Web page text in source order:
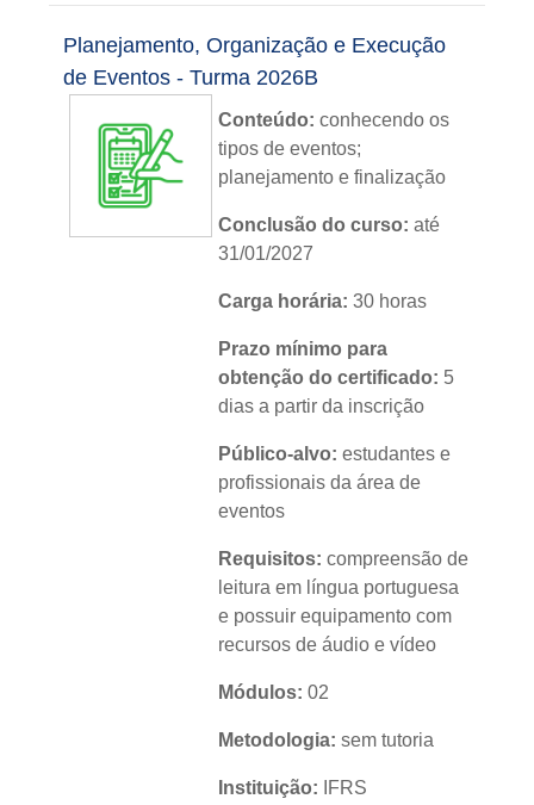
Nível: básico
Idioma:português
Planejamento, Organização e Execução
de Eventos - Turma 2026B
Conteúdo:conhecendo os
tipos de eventos;
planejamento e finalização
Conclusão do curso: até
31/01/2027
Carga horária: 30 horas
Prazo mínimo para
obtenção do certificado: 5
dias a partir da inscrição
Público-alvo: estudantes e
profissionais da área de
eventos
Requisitos:compreensão de
leitura em língua portuguesa
e possuir equipamento com
recursos de áudio e vídeo
Módulos: 02
Metodologia: sem tutoria
Instituição: IFRS